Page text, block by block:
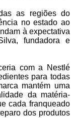
as regiões do
no estado ao
à expectativa
fundadora e
com a Nestlé
para todas
mantém uma
da matéria-
cada franqueado
dos produtos